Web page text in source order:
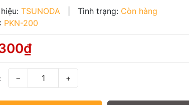
TSUNODA Tình trạng: Còn hàng
PKN-200
− +